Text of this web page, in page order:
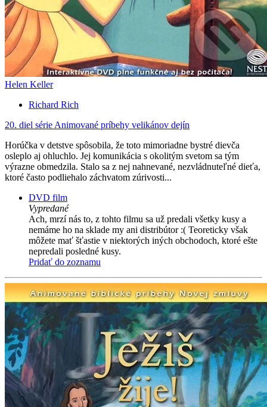
Helen Keller
Richard Rich
20. diel série Animované príbehy velikánov dejín
Horúčka v detstve spôsobila, že toto mimoriadne bystré dievča
osleplo aj ohluchlo. Jej komunikácia s okolitým svetom sa tým
výrazne obmedzila. Stalo sa z nej nahnevané, nezvládnuteľné dieťa,
ktoré často podliehalo záchvatom zúrivosti...
DVD film
Vypredané
Ach, mrzí nás to, z tohto filmu sa už predali všetky kusy a
nemáme ho na sklade my ani distribútor :( Teoreticky však
môžete mať šťastie v niektorých iných obchodoch, ktoré ešte
nepredali posledné kusy.
Pridať do zoznamu